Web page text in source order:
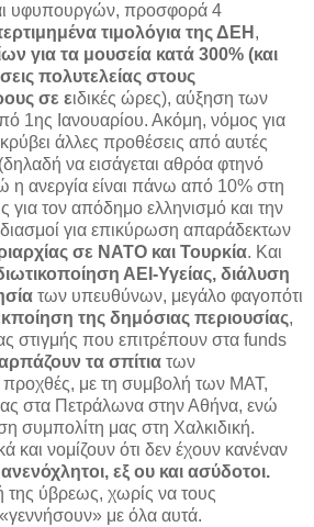
υφυπουργών, προσφορά 4
τιμολόγια της ΔΕΗ ,
για τα μουσεία κατά 300% (και
πολυτελείας στους
σε ειδικές ώρες), αύξηση των
1ης Ιανουαρίου. Ακόμη, νόμος για
άλλες προθέσεις από αυτές
να εισάγεται αθρόα φτηνό
η ανεργία είναι πάνω από 10% στη
για τον απόδημο ελληνισμό και την
για επικύρωση απαράδεκτων
σε ΝΑΤΟ και Τουρκία. Και
ΑΕΙ-Υγείας, διάλυση
των υπευθύνων, μεγάλο φαγοπότι
της δημόσιας περιουσίας,
στιγμής που επιτρέπουν στα funds
τα σπίτια των
προχθές, με τη συμβολή των ΜΑΤ,
στα Πετράλωνα στην Αθήνα, ενώ
συμπολίτη μας στη Χαλκιδική.
και νομίζουν ότι δεν έχουν κανέναν
εξ ου και ασύδοτοι.
της ύβρεως, χωρίς να τους
με όλα αυτά.